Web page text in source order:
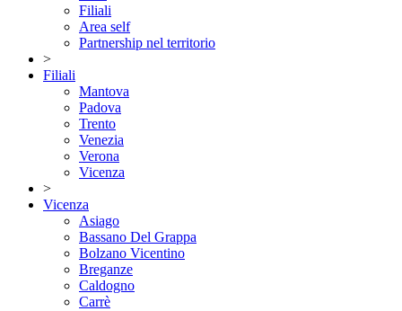
Filiali
Area self
Partnership nel territorio
>
Filiali
Mantova
Padova
Trento
Venezia
Verona
Vicenza
>
Vicenza
Asiago
Bassano Del Grappa
Bolzano Vicentino
Breganze
Caldogno
Carrè